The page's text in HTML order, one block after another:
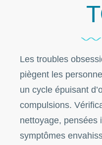
Les troubles
piègent les
un cycle épuisant
compulsions.
nettoyage, pensées
symptômes